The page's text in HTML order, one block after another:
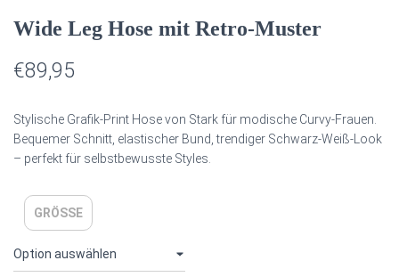
Wide Leg Hose mit Retro‑Muster
€89,95
Stylische Grafik‑Print Hose von Stark für modische Curvy‑Frauen.
Bequemer Schnitt, elastischer Bund, trendiger Schwarz‑Weiß‑Look
– perfekt für selbstbewusste Styles.
GRÖSSE